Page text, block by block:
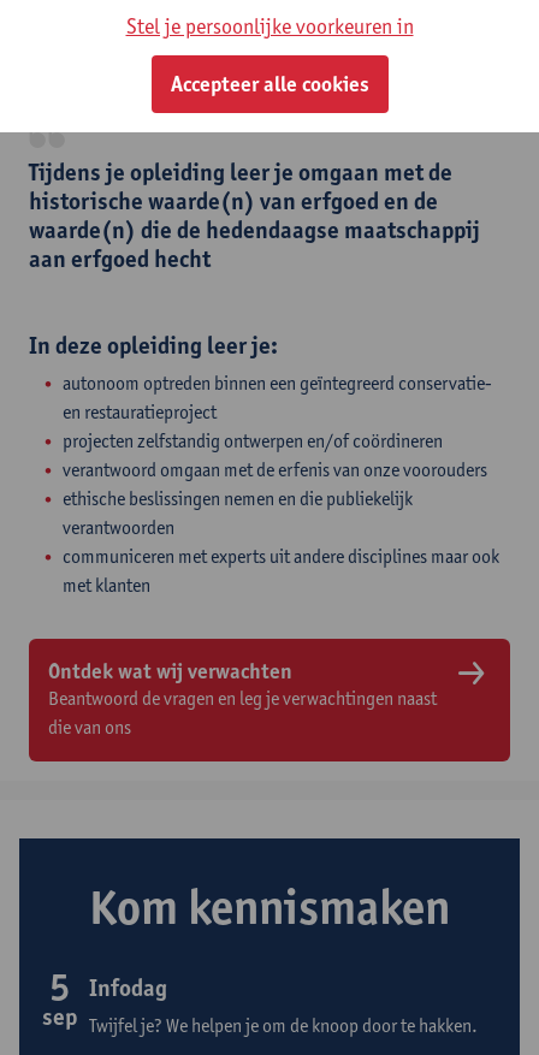
kennis van Frans en/of Duits. Zin voor kritische zelfreflectie, oog
voor detail en sterke communicatievaardigheden zijn ook mooi
​Tijdens je opleiding leer je omgaan met de
historische waarde(n) van erfgoed en de
waarde(n) die de hedendaagse maatschappij
aan erfgoed hecht
​In deze opleiding leer je:
autonoom optreden binnen een geïntegreerd conservatie-
en restauratieproject
projecten zelfstandig ontwerpen en/of coördineren
verantwoord omgaan met de erfenis van onze voorouders
ethische beslissingen nemen en die publiekelijk
verantwoorden
communiceren met experts uit andere disciplines maar ook
met klanten
Ontdek wat wij verwachten
Beantwoord de vragen en leg je verwachtingen naast
die van ons
Kom kennismaken
Infodag
Twijfel je? We helpen je om de knoop door te hakken.
5
sep
Stel je persoonlijke voorkeuren in
Accepteer alle cookies